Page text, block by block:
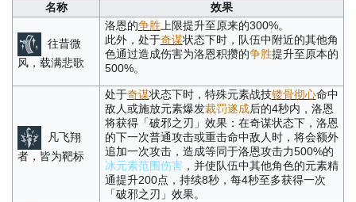
名称 效果
往昔微
风，载满悲歌
洛恩的争胜上限提升至原来的300%。
此外，处于奇谋状态下时，队伍中附近的其他角
色通过造成伤害为洛恩积攒的争胜提升至原本的
500%。
凡飞翔
者，皆为靶标
处于奇谋状态下时，特殊元素战技镂骨彻心命中
敌人或施放元素爆发裁罚遂成后的4秒内，洛恩
将获得「破邪之刃」效果：在奇谋状态下，洛恩
的下一次普通攻击或重击命中敌人时，将会额外
追加一次攻击，造成等同于洛恩攻击力500%的
冰元素范围伤害 ，并使队伍中其他角色的元素精
通提升200点，持续8秒，每4秒至多获得一次
「破邪之刃」效果。